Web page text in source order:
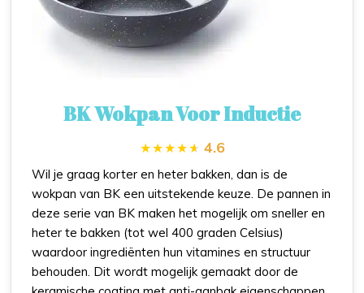
BK Wokpan Voor Inductie
4.6
Wil je graag korter en heter bakken, dan is de
wokpan van BK een uitstekende keuze. De pannen in
deze serie van BK maken het mogelijk om sneller en
heter te bakken (tot wel 400 graden Celsius)
waardoor ingrediënten hun vitamines en structuur
behouden. Dit wordt mogelijk gemaakt door de